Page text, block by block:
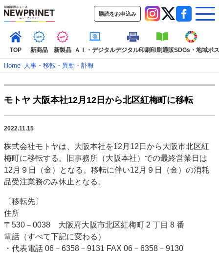
購読をお申込み
TOP 新商品 新製品 ＡＩ・デジタルデジタル印刷印刷通販SDGs・地域ポ
インタビュー
コレクション
新商品 新製品 ＡＩ・デジタル デジタル印刷
印刷通販
SDGs・地域
ポストプレス ビジネス イベント 信用情報
業界
市場・統計
人事・移転・異動・訃報
特集記事カテゴリー一覧
2022 見える化・MIS特集
特集・デジタル印刷 アイデアで勝負！ ～多様なビジネス・多彩な商材～
JAPAN PACK 2023 特集
中古印刷機・製本機特集
2022 検査・校正特集
Home–人事・移転・異動・訃報
モトヤ 大阪本社12月12日から北区紅梅町に移転
2022.11.15
株式会社モトヤは、大阪本社を12月12日から大阪市北区紅
梅町に移転する。旧事務所（大阪本社）での最終営業日は
12月９日（金）となる。移転に伴い12月９日（金）の消耗
品受注業務のみ休止となる。
〔移転先〕
住所
〒530－0038 大阪府大阪市北区紅梅町 2 丁目 8 番
電話（すべて下記に変わる）
・代表電話 06－6358－9131 FAX 06－6358－9130